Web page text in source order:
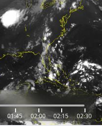
01:45 02:00 02:15 02:30